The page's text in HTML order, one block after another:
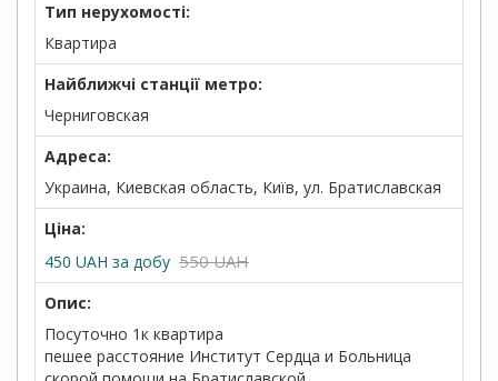
Тип нерухомості:
Квартира
Найближчі станції метро:
Черниговская
Адреса:
Украина, Киевская область, Київ, ул. Братиславская
Ціна:
450 UAH за добу 550 UAH
Опис:
Посуточно 1к квартира
пешее расстояние Институт Сердца и Больница